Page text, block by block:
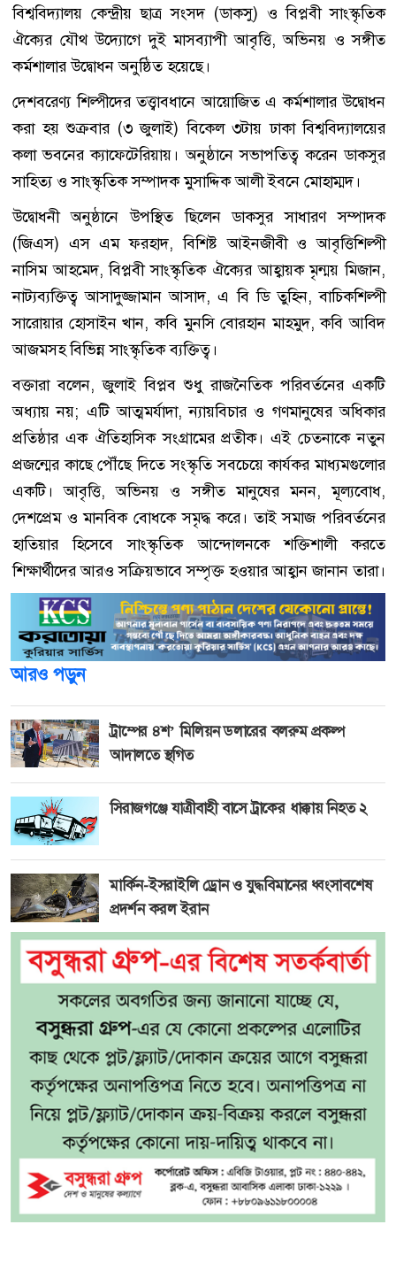
বিশ্ববিদ্যালয় কেন্দ্রীয় ছাত্র সংসদ (ডাকসু) ও বিপ্লবী সাংস্কৃতিক
ঐক্যের যৌথ উদ্যোগে দুই মাসব্যাপী আবৃত্তি, অভিনয় ও সঙ্গীত
কর্মশালার উদ্বোধন অনুষ্ঠিত হয়েছে।
দেশবরেণ্য শিল্পীদের তত্ত্বাবধানে আয়োজিত এ কর্মশালার উদ্বোধন
করা হয় শুক্রবার (৩ জুলাই) বিকেল ৩টায় ঢাকা বিশ্ববিদ্যালয়ের
কলা ভবনের ক্যাফেটেরিয়ায়। অনুষ্ঠানে সভাপতিত্ব করেন ডাকসুর
সাহিত্য ও সাংস্কৃতিক সম্পাদক মুসাদ্দিক আলী ইবনে মোহাম্মদ।
উদ্বোধনী অনুষ্ঠানে উপস্থিত ছিলেন ডাকসুর সাধারণ সম্পাদক
(জিএস) এস এম ফরহাদ, বিশিষ্ট আইনজীবী ও আবৃত্তিশিল্পী
নাসিম আহমেদ, বিপ্লবী সাংস্কৃতিক ঐক্যের আহ্বায়ক মৃন্ময় মিজান,
নাট্যব্যক্তিত্ব আসাদুজ্জামান আসাদ, এ বি ডি তুহিন, বাচিকশিল্পী
সারোয়ার হোসাইন খান, কবি মুনসি বোরহান মাহমুদ, কবি আবিদ
আজমসহ বিভিন্ন সাংস্কৃতিক ব্যক্তিত্ব।
বক্তারা বলেন, জুলাই বিপ্লব শুধু রাজনৈতিক পরিবর্তনের একটি
অধ্যায় নয়; এটি আত্মমর্যাদা, ন্যায়বিচার ও গণমানুষের অধিকার
প্রতিষ্ঠার এক ঐতিহাসিক সংগ্রামের প্রতীক। এই চেতনাকে নতুন
প্রজন্মের কাছে পৌঁছে দিতে সংস্কৃতি সবচেয়ে কার্যকর মাধ্যমগুলোর
একটি। আবৃত্তি, অভিনয় ও সঙ্গীত মানুষের মনন, মূল্যবোধ,
দেশপ্রেম ও মানবিক বোধকে সমৃদ্ধ করে। তাই সমাজ পরিবর্তনের
হাতিয়ার হিসেবে সাংস্কৃতিক আন্দোলনকে শক্তিশালী করতে
শিক্ষার্থীদের আরও সক্রিয়ভাবে সম্পৃক্ত হওয়ার আহ্বান জানান তারা।
আরও পড়ুন
ট্রাম্পের ৪শ’ মিলিয়ন ডলারের বলরুম প্রকল্প
আদালতে স্থগিত
সিরাজগঞ্জে যাত্রীবাহী বাসে ট্রাকের ধাক্কায় নিহত ২
মার্কিন-ইসরাইলি ড্রোন ও যুদ্ধবিমানের ধ্বংসাবশেষ
প্রদর্শন করল ইরান